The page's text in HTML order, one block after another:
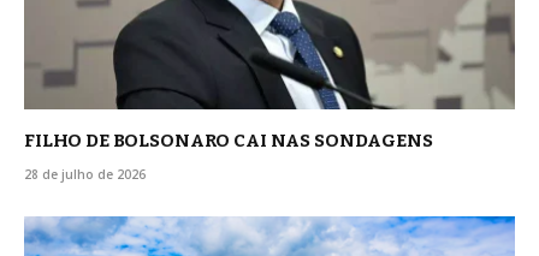
FILHO DE BOLSONARO CAI NAS SONDAGENS
28 de julho de 2026